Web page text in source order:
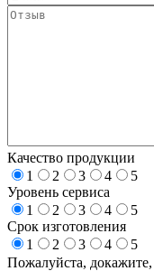
Качество продукции
1
2 3 4
5
Уровень сервиса
1
2 3 4
5
Срок изготовления
1
2 3 4
5
Пожалуйста,